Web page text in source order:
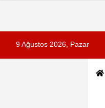
9 Ağustos 2026, Pazar